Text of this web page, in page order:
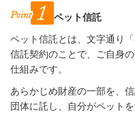
ペット信託
ペット信託とは、文字通り
信託契約のことで、ご自身
仕組みです。
あらかじめ財産の一部を、
団体に託し、自分がペット